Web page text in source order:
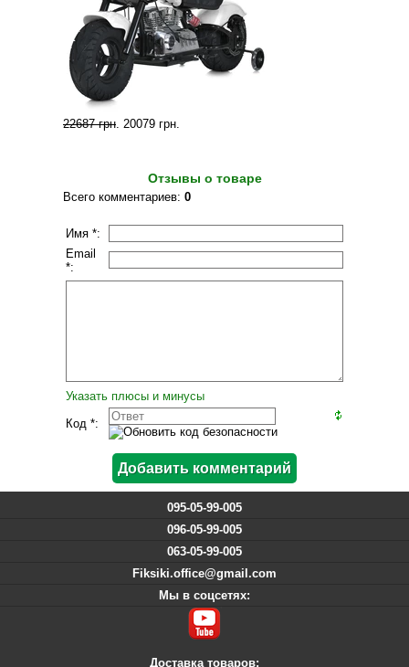
22687 грн. 20079 грн.
Отзывы о товаре
Всего комментариев: 0
Имя *:
Email
*:
Указать плюсы и минусы
Код *:
095-05-99-005
096-05-99-005
063-05-99-005
Fiksiki.office@gmail.com
Мы в соцсетях:
Доставка товаров: